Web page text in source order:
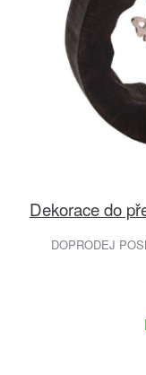
Dekorace do
DOPRODEJ